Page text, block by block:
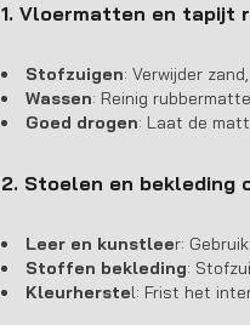
1. Vloermatten en tapijt
Stofzuigen: Verwijder
Wassen: Reinig
Goed drogen: Laat de
2. Stoelen en bekleding
Leer en kunstleer:
Stoffen bekleding:
Kleurherstel: Frist het